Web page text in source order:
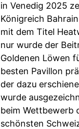
in Venedig 2025
Königreich
mit dem Titel
nur wurde der
Goldenen Löwen
besten Pavillon
der dazu
wurde
beim Wettbewerb
schönsten